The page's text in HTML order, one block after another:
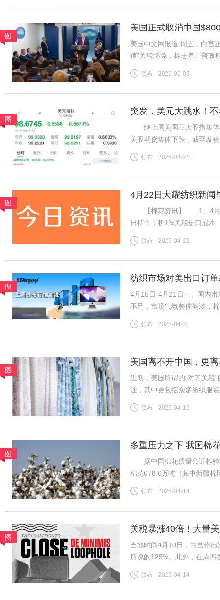
图
美国正式取消中国
美国中文网报道 周五，白宫
值”关税豁免，标志着川普政
包裹积压的混乱局面而推迟
领布 2025-05-06
图
突发，美元大跳水！
继上周美国三大股指集体
美股期货集体下跌，截至发
2022年4月以来首次。截至
领布 2025-04-22
图
4月22日大耀纺织新闻
【棉花资讯】 1、4月21
日持平；折1%关税进口成本
棉山东到厂价3128B级14
领布 2025-04-22
图
纺织市场对美出口订
4月15日-4月21日一、国内
不足，市场气氛整体偏淡，
续，中小厂订单压力增加。
领布 2025-04-22
图
美国离不开中国，更
近期，美国所谓的“对等关税
注，其中更包括众多纺织服
跨境电商及小额包裹更是惠
领布 2025-04-15
图
多重压力之下 我国棉
据中国棉花质量公证检验
棉花678.6万吨（其中新疆棉
新疆/全国棉花公检总量已基
领布 2025-04-14
图
关税暴涨40倍！大量
当地时间4月10日，白宫作
所说的125%。此外，在周
到了120%；5月2日至6月1
领布 2025-04-14